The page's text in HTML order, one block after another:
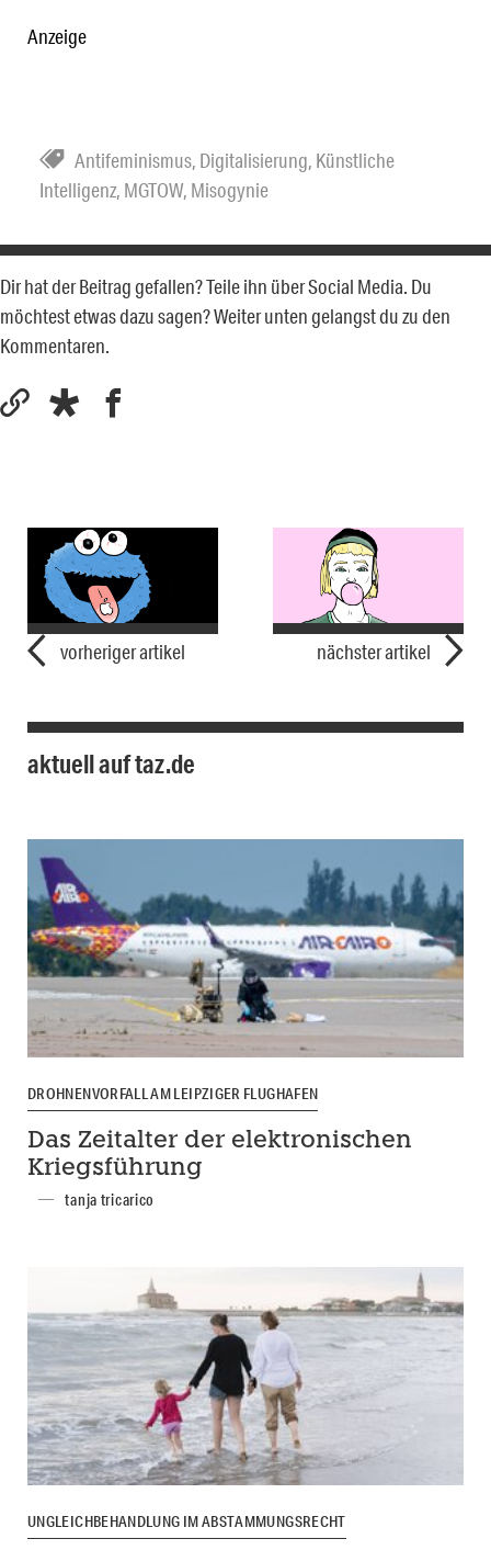
Anzeige
Antifeminismus, Digitalisierung, Künstliche
Intelligenz, MGTOW, Misogynie
Dir hat der Beitrag gefallen? Teile ihn über Social Media. Du
möchtest etwas dazu sagen? Weiter unten gelangst du zu den
Kommentaren.
vorheriger artikel nächster artikel
aktuell auf taz.de
DROHNENVORFALL AM LEIPZIGER FLUGHAFEN
Das Zeitalter der elektronischen
Kriegsführung
tanja tricarico
UNGLEICHBEHANDLUNG IM ABSTAMMUNGSRECHT